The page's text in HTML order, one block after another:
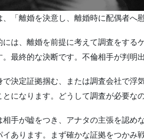
、「離婚を決意し、離婚時に配偶者へ
には、離婚を前提に考えて調査をする
。最終的な決断です。不倫相手が判明
で決定証拠掴む、または調査会社で浮
とになります。どうして調査が必要な
相手が嘘をつき、アナタの主張を認め
イあります。まず確かな証拠をつかみ